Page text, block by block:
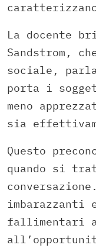
La docente
Sandstrom,
sociale,
porta i
meno
sia
Questo
quando si
imbarazzanti
fallimentari